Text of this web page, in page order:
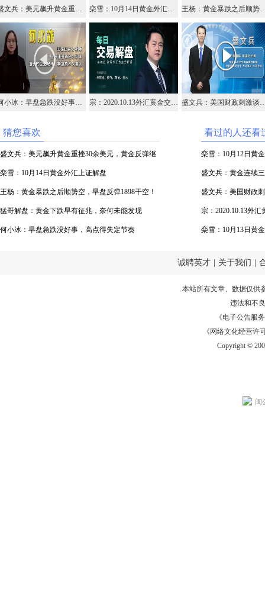
盛文兵：美元飙升黄金重挫30余美元，黄金反弹继续高空 栾雪：10月14日黄金外汇上证解盘 王杨：黄金暴跌之后顺势空
何小冰：早盘急跌没好事，高点得失定节奏 宗：2020.10.13外汇黄金交易解盘 盛文兵：美国财政刺激谈判陷入僵
猜您喜欢
盛文兵：美元飙升黄金重挫30余美元，黄金反弹继
续高空
栾雪：10月14日黄金外汇上证解盘
王杨：黄金暴跌之后顺势空，早盘反弹1898干空！
猛哥解盘：黄金下跌早有征兆，奈何未能发现
何小冰：早盘急跌没好事，高点得失定节奏
看过的人还看
栾雪：10月12日黄
盛文兵：黄金连续
多
盛文兵：美国财政
有1926区域空
宗：2020.10.13外汇
栾雪：10月13日黄
诚聘英才 关于我们
本站所有文章、数据仅供
违法和不
《电子公告服务
《网络文化经营许
Copyright ©
闽